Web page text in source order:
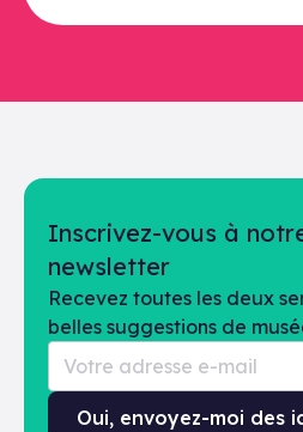
Inscrivez-vous à
newsletter
Recevez toutes les deux
belles suggestions de
Oui, envoyez-moi des